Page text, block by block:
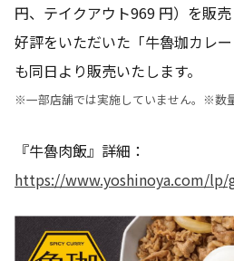
円、テイクアウト969 円）を販
好評をいただいた「牛魯珈カレ
も同日より販売いたします。
※一部店舗では実施していません。※数
『牛魯肉飯』詳細：
https://www.yoshinoya.com/lp/